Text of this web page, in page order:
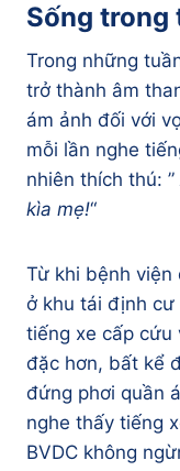
Sống trong
Trong những
trở thành âm
ám ảnh đối với
mỗi lần nghe
nhiên thích thú: ”
kìa mẹ!“
Từ khi bệnh
ở khu tái định cư
tiếng xe cấp cứu
đặc hơn, bất kể
đứng phơi quần
nghe thấy tiếng
BVDC không